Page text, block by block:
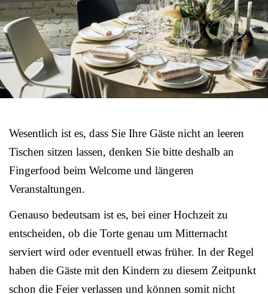
Wesentlich ist es, dass Sie Ihre Gäste nicht an leeren
Tischen sitzen lassen, denken Sie bitte deshalb an
Fingerfood beim Welcome und längeren
Veranstaltungen.
Genauso bedeutsam ist es, bei einer Hochzeit zu
entscheiden, ob die Torte genau um Mitternacht
serviert wird oder eventuell etwas früher. In der Regel
haben die Gäste mit den Kindern zu diesem Zeitpunkt
schon die Feier verlassen und können somit nicht